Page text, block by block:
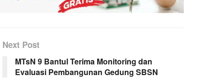
Next Post
MTsN 9 Bantul Terima Monitoring dan
Evaluasi Pembangunan Gedung SBSN